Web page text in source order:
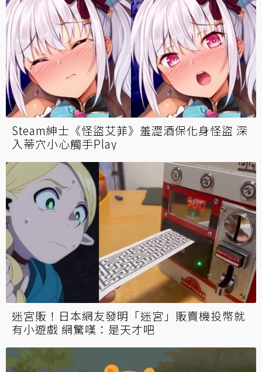
Steam紳士《怪盜艾菲》羞澀酒保化身怪盜 深
入蒂穴小心觸手Play
迷宮販！日本網友發明「迷宮」販賣機投幣就
有小遊戲 網驚嘆：是天才吧